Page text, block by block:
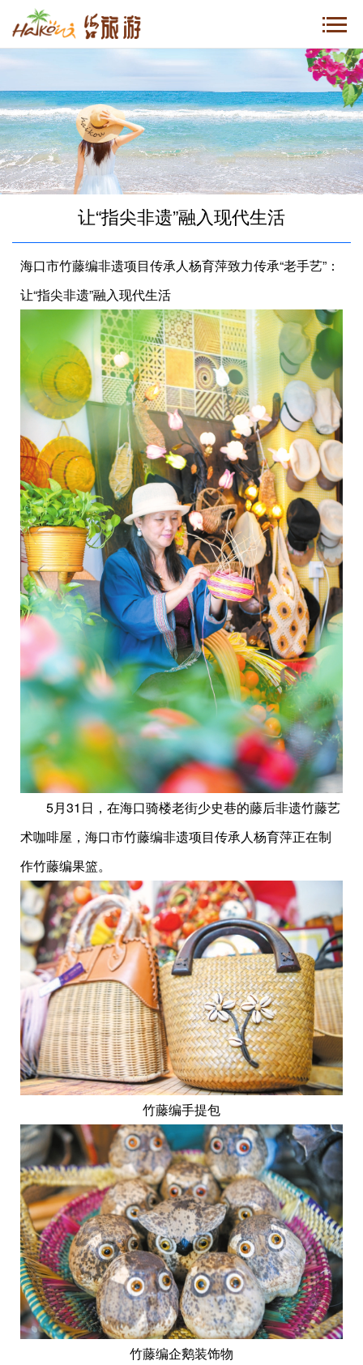
让“指尖非遗”融入现代生活
海口市竹藤编非遗项目传承人杨育萍致力传承“老手艺”：
让“指尖非遗”融入现代生活
5月31日，在海口骑楼老街少史巷的藤后非遗竹藤艺
术咖啡屋，海口市竹藤编非遗项目传承人杨育萍正在制
作竹藤编果篮。
竹藤编手提包
竹藤编企鹅装饰物